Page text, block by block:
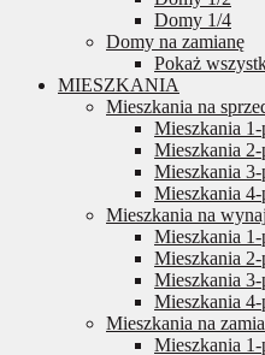
Domy 1/4
Domy na zamianę
Pokaż
MIESZKANIA
Mieszkania na
Mieszkania
Mieszkania
Mieszkania
Mieszkania
Mieszkania na
Mieszkania
Mieszkania
Mieszkania
Mieszkania
Mieszkania na
Mieszkania